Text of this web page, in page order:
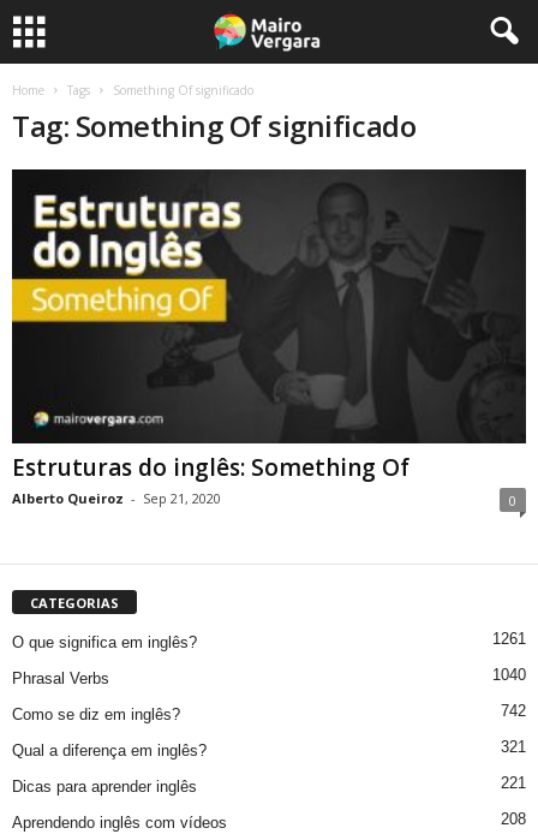
Home Tags Something Of significado
Tag: Something Of significado
Estruturas do inglês: Something Of
Alberto Queiroz - Sep 21, 2020 0
CATEGORIAS
O que significa em inglês? 1261
Phrasal Verbs 1040
Como se diz em inglês? 742
Qual a diferença em inglês? 321
Dicas para aprender inglês 221
Aprendendo inglês com vídeos 208